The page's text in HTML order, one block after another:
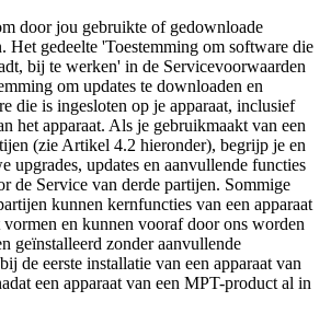
door jou gebruikte of gedownloade
Het gedeelte 'Toestemming om software die
bij te werken' in de Servicevoorwaarden
om updates te downloaden en
die is ingesloten op je apparaat, inclusief
het apparaat. Als je gebruikmaakt van een
(zie Artikel 4.2 hieronder), begrijp je en
upgrades, updates en aanvullende functies
de Service van derde partijen. Sommige
kunnen kernfuncties van een apparaat
en kunnen vooraf door ons worden
geïnstalleerd zonder aanvullende
de eerste installatie van een apparaat van
een apparaat van een MPT-product al in